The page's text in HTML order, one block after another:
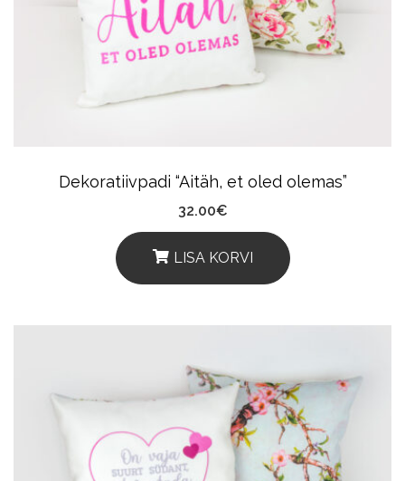
Dekoratiivpadi “Aitäh, et oled olemas”
32.00€
LISA KORVI